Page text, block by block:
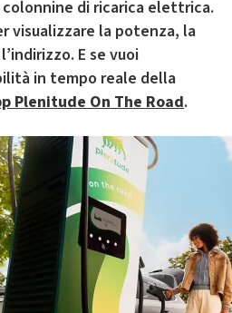
di ricarica elettrica.
visualizzare la potenza, la
E se vuoi
in tempo reale della
Plenitude On The Road.